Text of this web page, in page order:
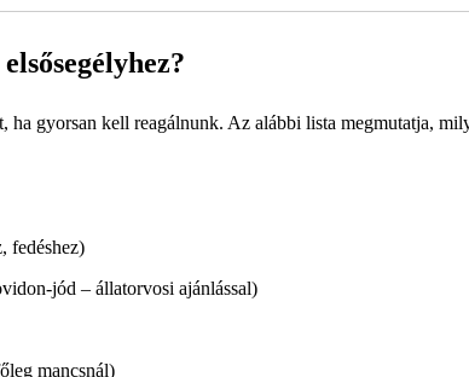
ha gyorsan kell reagálnunk. Az alábbi lista megmutatja,
fedéshez)
jód – állatorvosi ajánlással)
mancsnál)